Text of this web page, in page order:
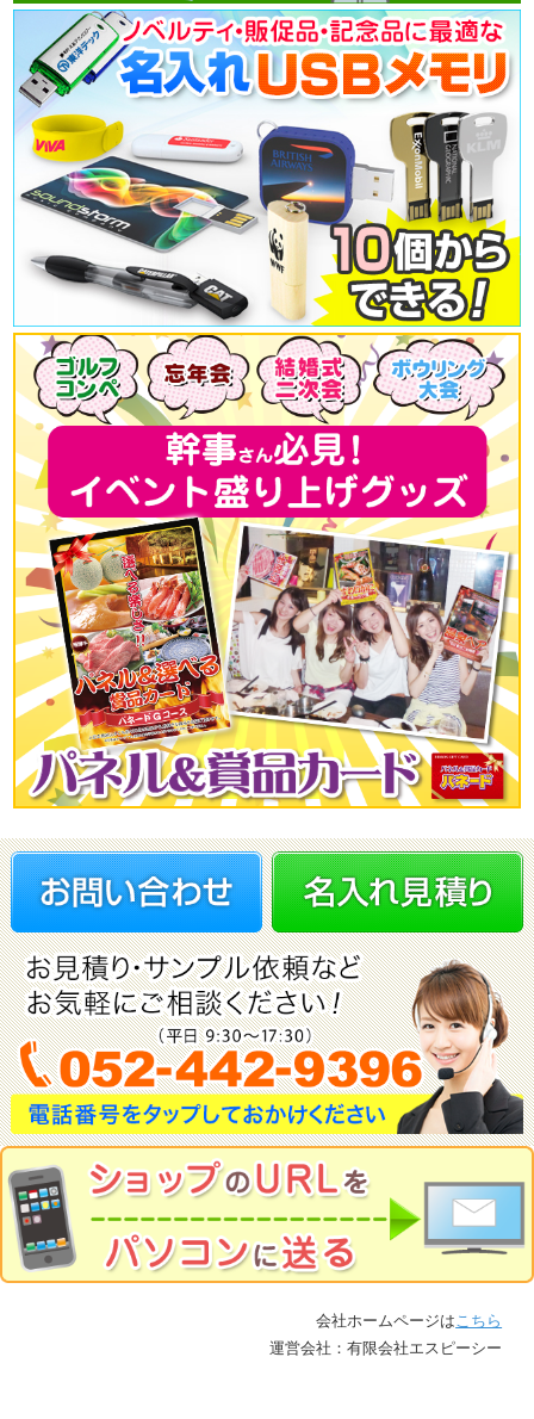
会社ホームページは こちら
運営会社：有限会社エスピーシー